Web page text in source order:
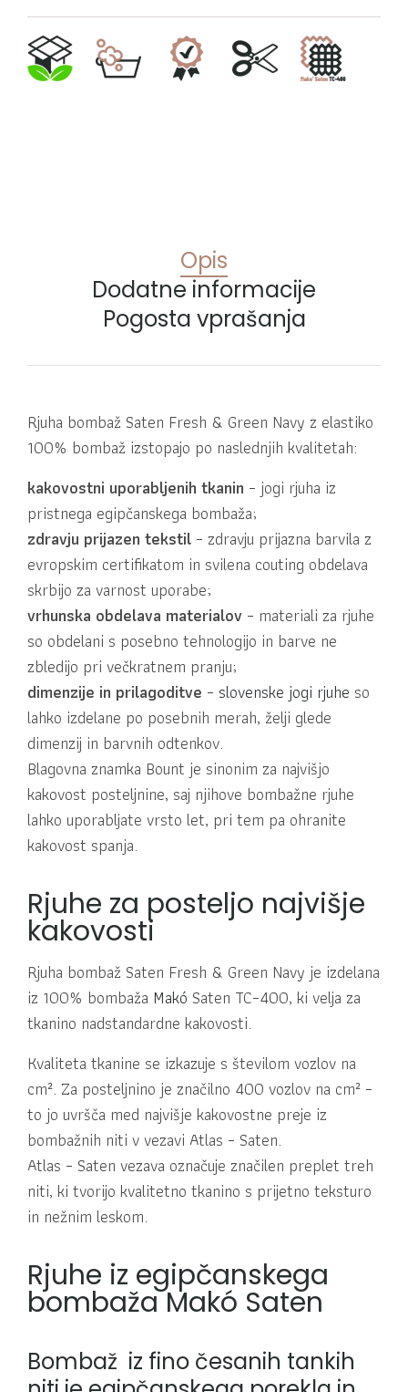
Opis
Dodatne informacije
Pogosta vprašanja
Rjuha bombaž Saten Fresh & Green Navy z elastiko
100% bombaž izstopajo po naslednjih kvalitetah:
kakovostni uporabljenih tkanin – jogi rjuha iz
pristnega egipčanskega bombaža;
zdravju prijazen tekstil – zdravju prijazna barvila z
evropskim certifikatom in svilena couting obdelava
skrbijo za varnost uporabe;
vrhunska obdelava materialov – materiali za rjuhe
so obdelani s posebno tehnologijo in barve ne
zbledijo pri večkratnem pranju;
dimenzije in prilagoditve – slovenske jogi rjuhe so
lahko izdelane po posebnih merah, želji glede
dimenzij in barvnih odtenkov.
Blagovna znamka Bount je sinonim za najvišjo
kakovost posteljnine, saj njihove bombažne rjuhe
lahko uporabljate vrsto let, pri tem pa ohranite
kakovost spanja.
Rjuhe za posteljo najvišje
kakovosti
Rjuha bombaž Saten Fresh & Green Navy je izdelana
iz 100% bombaža Makó Saten TC–400, ki velja za
tkanino nadstandardne kakovosti.
Kvaliteta tkanine se izkazuje s številom vozlov na
cm². Za posteljnino je značilno 400 vozlov na cm² –
to jo uvršča med najvišje kakovostne preje iz
bombažnih niti v vezavi Atlas – Saten.
Atlas – Saten vezava označuje značilen preplet treh
niti, ki tvorijo kvalitetno tkanino s prijetno teksturo
in nežnim leskom.
Rjuhe iz egipčanskega
bombaža Makó Saten
Bombaž iz fino česanih tankih